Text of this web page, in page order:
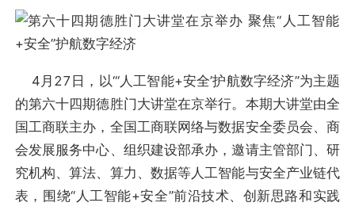
4月27日，以“‘人工智能+安全’护航数字经济”为主题
的第六十四期德胜门大讲堂在京举行。本期大讲堂由全
国工商联主办，全国工商联网络与数据安全委员会、商
会发展服务中心、组织建设部承办，邀请主管部门、研
究机构、算法、算力、数据等人工智能与安全产业链代
表，围绕“人工智能+安全”前沿技术、创新思路和实践